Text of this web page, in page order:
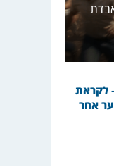
לקראת
אחר